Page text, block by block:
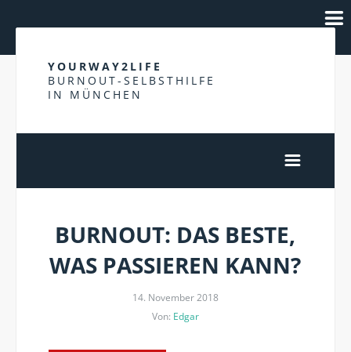
YOURWAY2LIFE
BURNOUT-SELBSTHILFE
IN MÜNCHEN
BURNOUT: DAS BESTE,
WAS PASSIEREN KANN?
14. November 2018
Von: Edgar